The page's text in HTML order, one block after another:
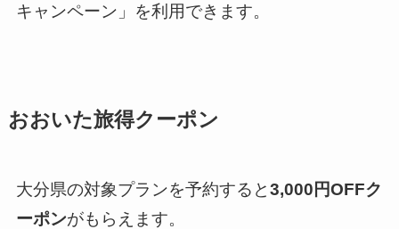
キャンペーン」を利用できます。
おおいた旅得クーポン
大分県の対象プランを予約すると3,000円OFFク
ーポンがもらえます。